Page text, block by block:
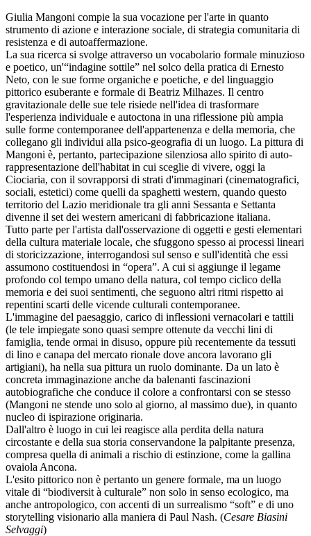
Giulia Mangoni compie la sua vocazione per l'arte in quanto
strumento di azione e interazione sociale, di strategia comunitaria di
resistenza e di autoaffermazione.
La sua ricerca si svolge attraverso un vocabolario formale minuzioso
e poetico, un'“indagine sottile” nel solco della pratica di Ernesto
Neto, con le sue forme organiche e poetiche, e del linguaggio
pittorico esuberante e formale di Beatriz Milhazes. Il centro
gravitazionale delle sue tele risiede nell'idea di trasformare
l'esperienza individuale e autoctona in una riflessione più ampia
sulle forme contemporanee dell'appartenenza e della memoria, che
collegano gli individui alla psico-geografia di un luogo. La pittura di
Mangoni è, pertanto, partecipazione silenziosa allo spirito di auto-
rappresentazione dell'habitat in cui sceglie di vivere, oggi la
Ciociaria, con il sovrapporsi di strati d'immaginari (cinematografici,
sociali, estetici) come quelli da spaghetti western, quando questo
territorio del Lazio meridionale tra gli anni Sessanta e Settanta
divenne il set dei western americani di fabbricazione italiana.
Tutto parte per l'artista dall'osservazione di oggetti e gesti elementari
della cultura materiale locale, che sfuggono spesso ai processi lineari
di storicizzazione, interrogandosi sul senso e sull'identità che essi
assumono costituendosi in “opera”. A cui si aggiunge il legame
profondo col tempo umano della natura, col tempo ciclico della
memoria e dei suoi sentimenti, che seguono altri ritmi rispetto ai
repentini scarti delle vicende culturali contemporanee.
L'immagine del paesaggio, carico di inflessioni vernacolari e tattili
(le tele impiegate sono quasi sempre ottenute da vecchi lini di
famiglia, tende ormai in disuso, oppure più recentemente da tessuti
di lino e canapa del mercato rionale dove ancora lavorano gli
artigiani), ha nella sua pittura un ruolo dominante. Da un lato è
concreta immaginazione anche da balenanti fascinazioni
autobiografiche che conduce il colore a confrontarsi con se stesso
(Mangoni ne stende uno solo al giorno, al massimo due), in quanto
nucleo di ispirazione originaria.
Dall'altro è luogo in cui lei reagisce alla perdita della natura
circostante e della sua storia conservandone la palpitante presenza,
compresa quella di animali a rischio di estinzione, come la gallina
ovaiola Ancona.
L'esito pittorico non è pertanto un genere formale, ma un luogo
vitale di “biodiversit à culturale” non solo in senso ecologico, ma
anche antropologico, con accenti di un surrealismo “soft” e di uno
storytelling visionario alla maniera di Paul Nash. (Cesare Biasini
Selvaggi)